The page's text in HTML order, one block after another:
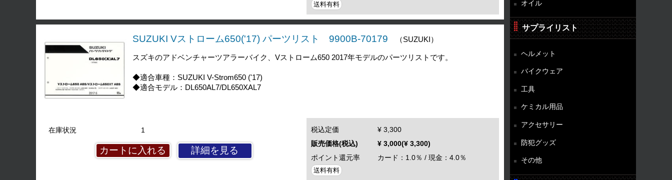
送料有料
SUZUKI Vストローム650('17) パーツリスト 9900B-70179 （SUZUKI）
スズキのアドベンチャーツアラーバイク、Vストローム650 2017年モデルのパーツリストです。
◆適合車種：SUZUKI V-Strom650 ('17)
◆適合モデル：DL650AL7/DL650XAL7
在庫状況 1
詳細を見る
税込定価
¥ 3,300
販売価格(税込)
¥ 3,000(¥ 3,300)
ポイント還元率
カード：1.0％ / 現金：4.0％
送料有料
オイル
サプライリスト
ヘルメット
バイクウェア
工具
ケミカル用品
アクセサリー
防犯グッズ
その他